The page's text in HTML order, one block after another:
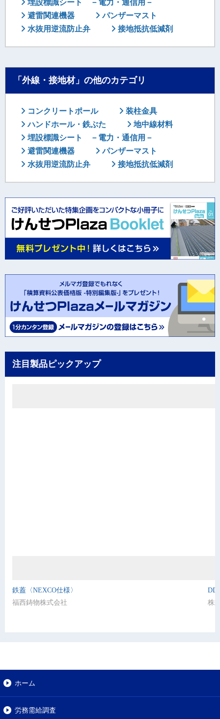
埋設標識シート －電力・通信用－
避雷関連機器
パンザーマスト
水抜用逆流防止弁
接地抵抗低減剤
「外線・接地材」の他のカテゴリ
コンクリートポール
装柱金具
ハンドホール・鉄ぶた
地中線材料
埋設標識シート －電力・通信用－
避雷関連機器
パンザーマスト
水抜用逆流防止弁
接地抵抗低減剤
注目製品ピックアップ
鉄蓋〈NEXCO仕様〉
福西鋳物株式会社
DD
株
ホーム
労務需給調査